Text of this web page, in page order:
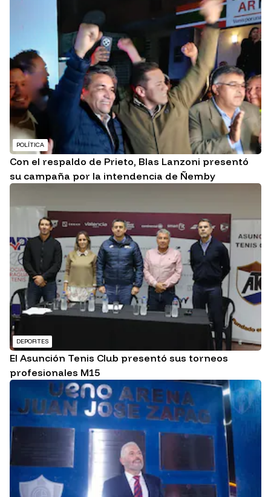
POLÍTICA
Con el respaldo de Prieto, Blas Lanzoni presentó
su campaña por la intendencia de Ñemby
DEPORTES
El Asunción Tenis Club presentó sus torneos
profesionales M15